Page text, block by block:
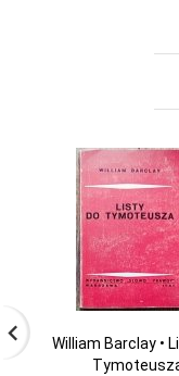
William Barclay •